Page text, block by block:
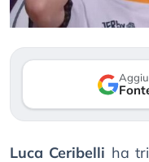
Luca Ceribelli ha